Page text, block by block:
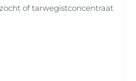
of tarwegistconcentraat